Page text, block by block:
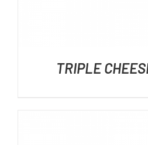
TRIPLE